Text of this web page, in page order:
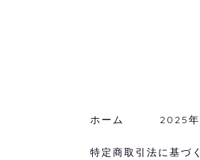
ホーム 2025
特定商取引法に基づ